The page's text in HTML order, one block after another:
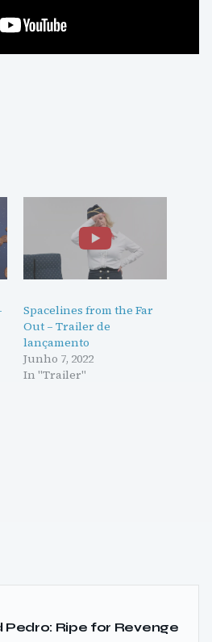
Spacelines from the Far
Out – Trailer de
lançamento
Junho 7, 2022
In "Trailer"
Pedro: Ripe for Revenge